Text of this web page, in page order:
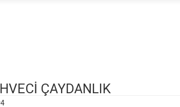
ÇAYDANLIK